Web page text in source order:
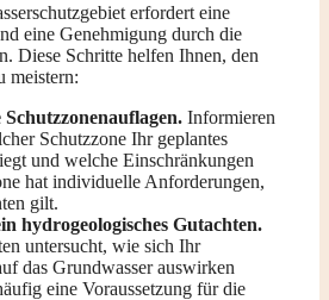
erfordert eine
eine Genehmigung durch die
Diese Schritte helfen Ihnen, den
meistern:
Informieren
Schutzzone Ihr geplantes
und welche Einschränkungen
hat individuelle Anforderungen,
gilt.
hydrogeologisches Gutachten.
untersucht, wie sich Ihr
das Grundwasser auswirken
eine Voraussetzung für die